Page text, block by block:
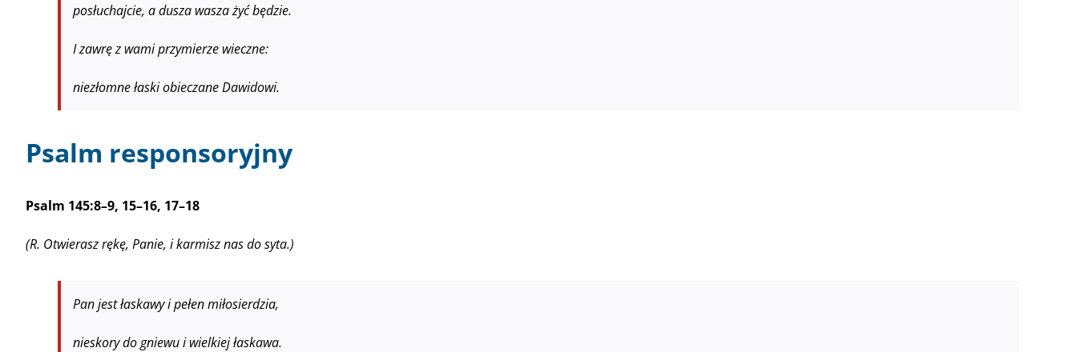
posłuchajcie, a dusza wasza żyć będzie.
I zawrę z wami przymierze wieczne:
niezłomne łaski obieczane Dawidowi.
Psalm responsoryjny
Psalm 145:8–9, 15–16, 17–18
(R. Otwierasz rękę, Panie, i karmisz nas do syta.)
Pan jest łaskawy i pełen miłosierdzia,
nieskory do gniewu i wielkiej łaskawa.